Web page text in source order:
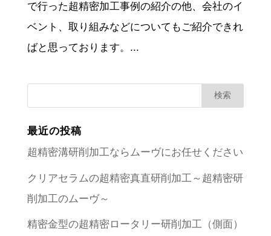
で行った超精密加工事例の紹介の他、会社のイ
ベント、取り組みなどについてもご紹介できれ
ばと思っております。...
最近の投稿
超精密溝研削加工ならムーヴにお任せください
クリアセラムの超精密真直研削加工～超精密研
削加工のムーヴ～
精密金型の超精密ロータリー研削加工（側面）